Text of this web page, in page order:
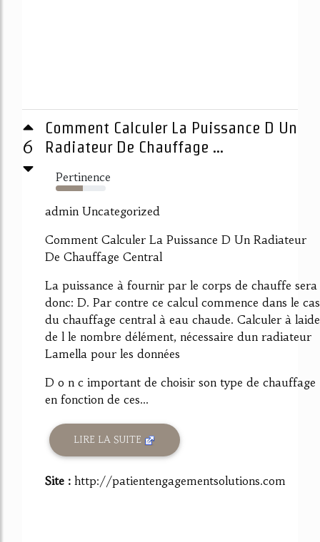
6
Comment Calculer La Puissance D Un
Radiateur De Chauffage ...
Pertinence
54%
admin Uncategorized
Comment Calculer La Puissance D Un Radiateur
De Chauffage Central
La puissance à fournir par le corps de chauffe sera
donc: D. Par contre ce calcul commence dans le cas
du chauffage central à eau chaude. Calculer à laide
de l le nombre délément, nécessaire dun radiateur
Lamella pour les données
D o n c important de choisir son type de chauffage
en fonction de ces...
LIRE LA SUITE
Site : http://patientengagementsolutions.com